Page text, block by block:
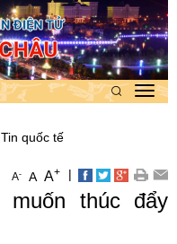
Tin quốc tế
A- A A+ |
muốn thúc đẩy